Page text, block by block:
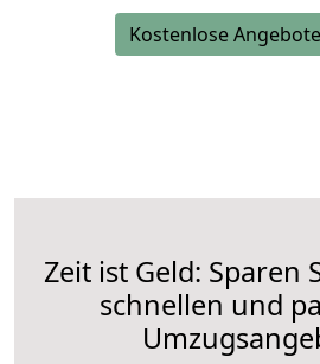
Kostenlose
Zeit ist Geld: Sparen
schnellen und